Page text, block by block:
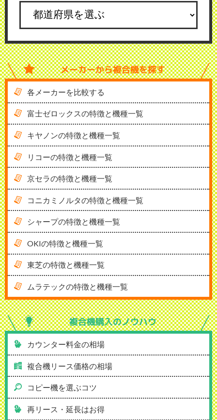
メーカーから複合機を探す
各メーカーを比較する
富士ゼロックスの特徴と機種一覧
キヤノンの特徴と機種一覧
リコーの特徴と機種一覧
京セラの特徴と機種一覧
コニカミノルタの特徴と機種一覧
シャープの特徴と機種一覧
OKIの特徴と機種一覧
東芝の特徴と機種一覧
ムラテックの特徴と機種一覧
複合機購入のノウハウ
カウンター料金の相場
複合機リース価格の相場
コピー機を選ぶコツ
再リース・延長はお得